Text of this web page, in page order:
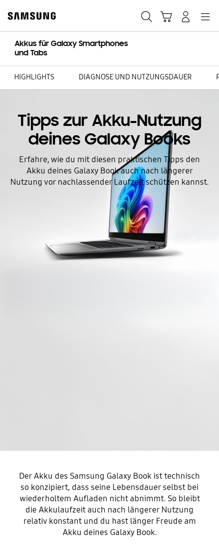
content
accessibility
help
Akkus für Galaxy Smartphones
und Tabs
HIGHLIGHTS DIAGNOSE UND NUTZUNGSDAUER
Tipps zur Akku-Nutzung
deines Galaxy Books
Erfahre, wie du mit diesen praktischen Tipps den
Akku deines Galaxy Book auch nach längerer
Nutzung vor nachlassender Laufzeit schützen kannst.
Der Akku des Samsung Galaxy Book ist technisch
so konzipiert, dass seine Lebensdauer selbst bei
wiederholtem Aufladen nicht abnimmt. So bleibt
die Akkulaufzeit auch nach längerer Nutzung
relativ konstant und du hast länger Freude am
Akku deines Galaxy Book.